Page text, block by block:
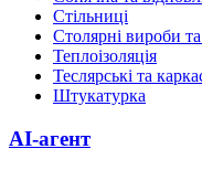
Стільниці
Столярні вироби та
Теплоізоляція
Теслярські та
Штукатурка
AI-агент